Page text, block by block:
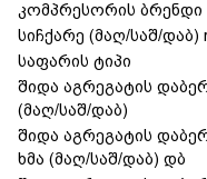
კომპრესორის ბრენდი
სიჩქარე (მაღ/საშ/დაბ)
საფარის ტიპი
შიდა აგრეგატის
(მაღ/საშ/დაბ)
შიდა აგრეგატის
ხმა (მაღ/საშ/დაბ) დბ